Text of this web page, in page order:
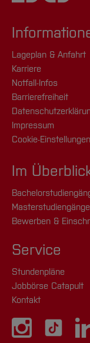
Lageplan & Anfahrt
Karriere
Notfall-Infos
Barrierefreiheit
Impressum
Cookie-Einstellungen
Im
Masterstudiengänge
Bewerben &
Service
Stundenpläne
Jobbörse Catapult
Kontakt